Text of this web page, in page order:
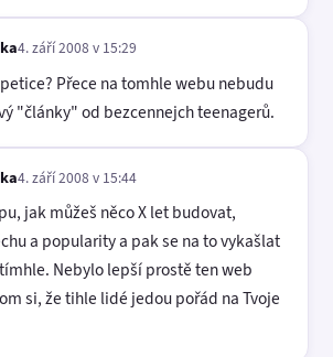
4. září 2008 v 15:29
Přece na tomhle webu nebudu
"články" od bezcennejch teenagerů.
4. září 2008 v 15:44
jak můžeš něco X let budovat,
a popularity a pak se na to vykašlat
Nebylo lepší prostě ten web
si, že tihle lidé jedou pořád na Tvoje